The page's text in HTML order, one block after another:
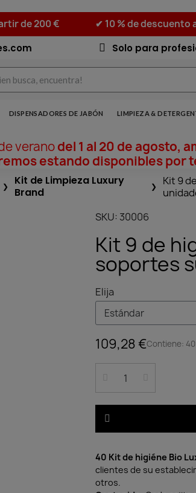
de 200 € ✔ 10 % de descuento
Solo para
DISPENSADORES DE JABÓN LIMPIEZA &
veranodel 1 al 20 de agosto,
estando disponibles por
Kit de Limpieza Luxury
Brand
Kit 9
SKU 30006
Kit 9 de
soportes
Elija
109,28 €Contiene:
40 Kit de higiéne Bio
clientes de su
otros.